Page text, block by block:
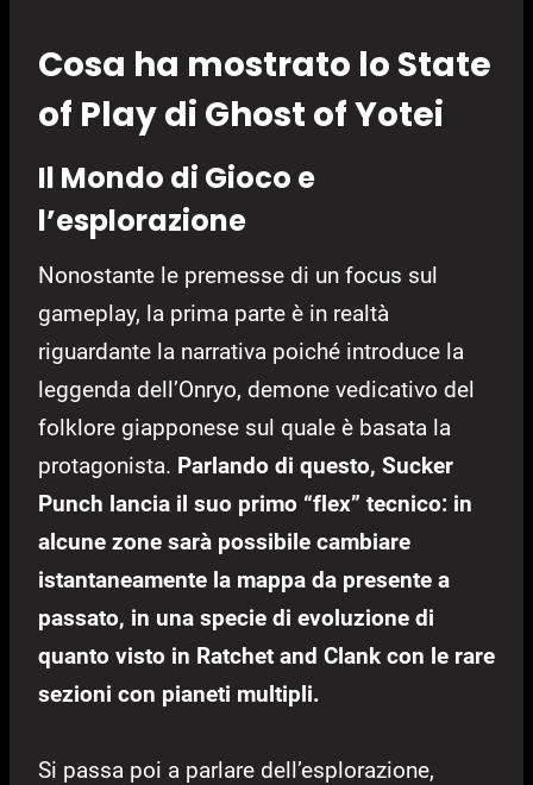
Cosa ha mostrato lo State
of Play di Ghost of Yotei
Il Mondo di Gioco e
l’esplorazione
Nonostante le premesse di un focus sul
gameplay, la prima parte è in realtà
riguardante la narrativa poiché introduce la
leggenda dell’Onryo, demone vedicativo del
folklore giapponese sul quale è basata la
protagonista. Parlando di questo, Sucker
Punch lancia il suo primo “flex” tecnico: in
alcune zone sarà possibile cambiare
istantaneamente la mappa da presente a
passato, in una specie di evoluzione di
quanto visto in Ratchet and Clank con le rare
sezioni con pianeti multipli.
Si passa poi a parlare dell’esplorazione,